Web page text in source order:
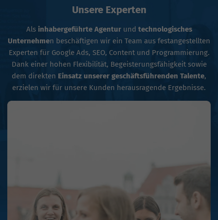
Unsere Experten
Alsinhabergeführte Agenturund technologisches
Unternehmen beschäftigen wir ein Team aus festangestellten
Experten für Google Ads, SEO, Content und Programmierung.
Dank einer hohen Flexibilität, Begeisterungsfähigkeit sowie
dem direkten Einsatz unserer geschäftsführenden Talente,
erzielen wir für unsere Kunden herausragende Ergebnisse.